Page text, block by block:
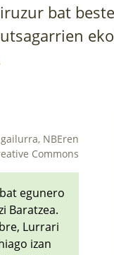
bat
NBEren
Commons
egunero
Baratzea.
Lurrari
izan